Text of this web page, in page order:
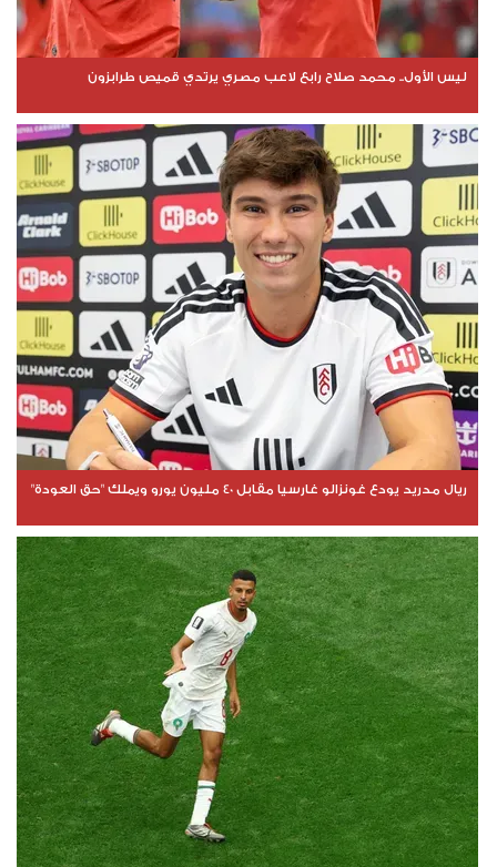
ليس الأول.. محمد صلاح رابع لاعب مصري يرتدي قميص طرابزون
ريال مدريد يودع غونزالو غارسيا مقابل 40 مليون يورو ويملك "حق العودة"